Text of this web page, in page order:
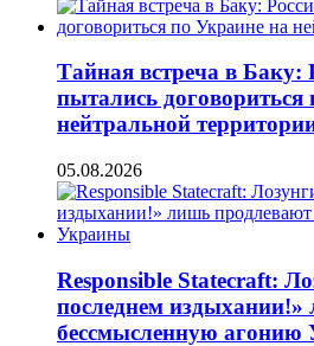
Тайная встреча в Баку:
пытались
нейтральной
05.08.2026
Responsible Statecraft:
последнем
бессмысленную агонию